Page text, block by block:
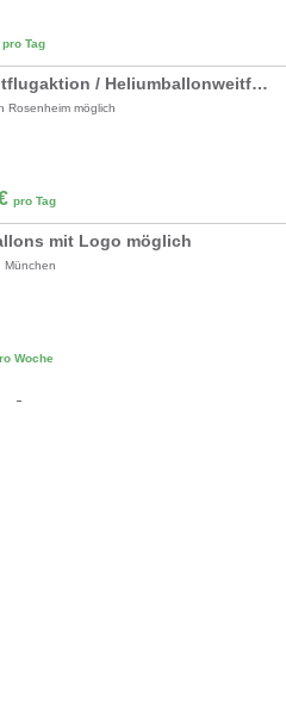
pro Tag
Ballonweitflugaktion / Heliumballonweitflugaktion inkl. 19% MwSt.
Rosenheim möglich
pro Tag
mit Logo möglich
München
Woche